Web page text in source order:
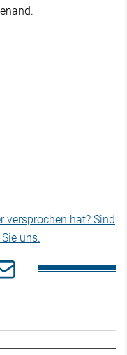
versprochen hat? Sind
uns.